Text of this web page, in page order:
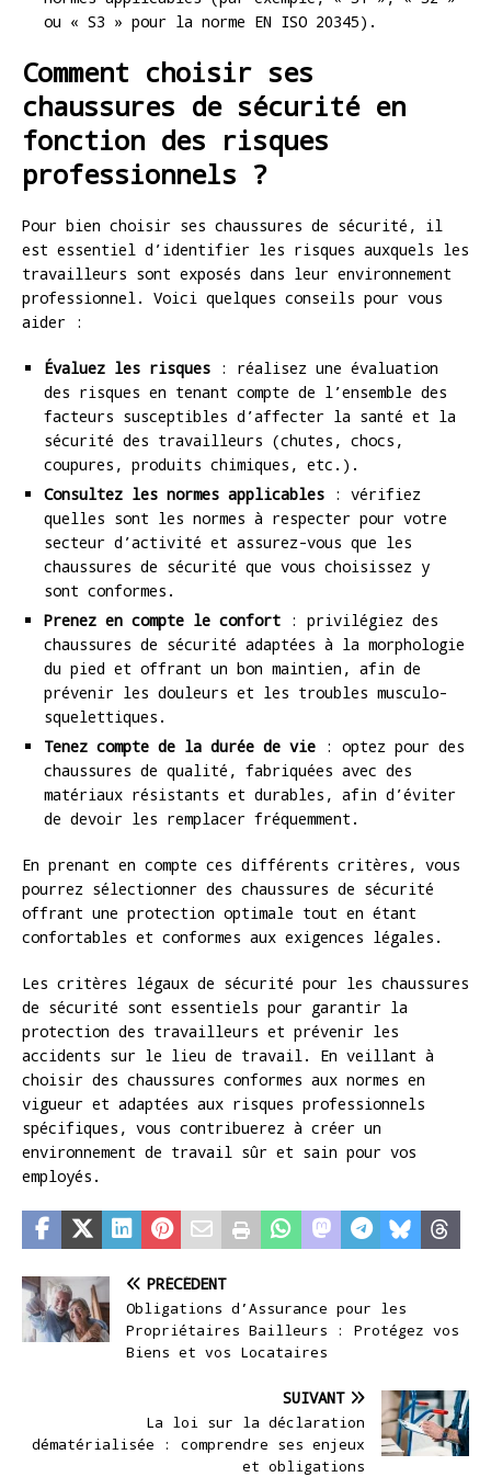
ou « S3 » pour la norme EN ISO 20345).
Comment choisir ses
chaussures de sécurité en
fonction des risques
professionnels ?
Pour bien choisir ses chaussures de sécurité, il
est essentiel d’identifier les risques auxquels les
travailleurs sont exposés dans leur environnement
professionnel. Voici quelques conseils pour vous
aider :
Évaluez les risques : réalisez une évaluation
des risques en tenant compte de l’ensemble des
facteurs susceptibles d’affecter la santé et la
sécurité des travailleurs (chutes, chocs,
coupures, produits chimiques, etc.).
Consultez les normes applicables : vérifiez
quelles sont les normes à respecter pour votre
secteur d’activité et assurez-vous que les
chaussures de sécurité que vous choisissez y
sont conformes.
Prenez en compte le confort : privilégiez des
chaussures de sécurité adaptées à la morphologie
du pied et offrant un bon maintien, afin de
prévenir les douleurs et les troubles musculo-
squelettiques.
Tenez compte de la durée de vie : optez pour des
chaussures de qualité, fabriquées avec des
matériaux résistants et durables, afin d’éviter
de devoir les remplacer fréquemment.
En prenant en compte ces différents critères, vous
pourrez sélectionner des chaussures de sécurité
offrant une protection optimale tout en étant
confortables et conformes aux exigences légales.
Les critères légaux de sécurité pour les chaussures
de sécurité sont essentiels pour garantir la
protection des travailleurs et prévenir les
accidents sur le lieu de travail. En veillant à
choisir des chaussures conformes aux normes en
vigueur et adaptées aux risques professionnels
spécifiques, vous contribuerez à créer un
environnement de travail sûr et sain pour vos
employés.
PRÉCÉDENT
Obligations d’Assurance pour les
Propriétaires Bailleurs : Protégez vos
Biens et vos Locataires
SUIVANT
La loi sur la déclaration
dématérialisée : comprendre ses enjeux
et obligations